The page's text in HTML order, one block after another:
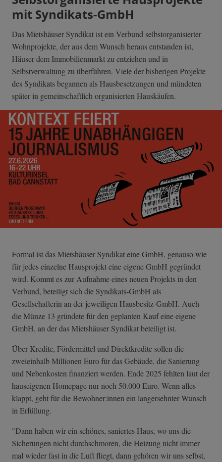
mit Syndikats-GmbH
Das Mietshäuser Syndikat ist ein Verbund selbstorganisierter
Wohnprojekte, der aus dem Wunsch heraus entstanden ist,
Häuser dem Immobilienmarkt zu entziehen und in
Selbstverwaltung zu überführen. Viele der bisherigen Projekte
des Syndikats begannen als Hausbesetzungen und mündeten
später in gemeinschaftlich organisierten Hauskäufen.
Formal ist das Mietshäuser Syndikat eine GmbH, genauso wie
für jedes einzelne Hausprojekt eine eigene GmbH gegründet
wird. Kommt es zur Aufnahme eines neuen Projekts in den
Verbund, beteiligt sich die Syndikats-GmbH als
Gesellschafterin an der jeweiligen Hausbesitz-GmbH. Auch
die Münze 13 gründete für den geplanten Kauf eine eigene
GmbH, an der das Mietshäuser Syndikat beteiligt ist.
Über Kredite, Fördermittel und Direktkredite sollen die
zweieinhalb Millionen Euro für das Gebäude, die Sanierung
und Nebenkosten finanziert werden. Ende 2025 fehlten laut der
hauseigenen Homepage nur noch 50.000 Euro. Wenn alles
klappt, geht für die Bewohner:innen ein langersehnter Wunsch
in Erfüllung.
"Dann haben wir ein schönes, saniertes Haus, wo uns die
Sicherungen nicht durchschmoren, die Heizung nicht immer
mal wieder fast in die Luft fliegt, dann gehören wir uns selbst,